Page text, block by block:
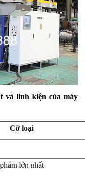
và linh kiện của máy
Cỡ loại
lớn nhất